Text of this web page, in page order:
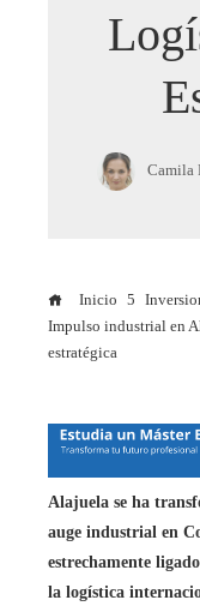
Camila
Inicio
Impulso industrial en
estratégica
Alajuela se ha
auge industrial en
estrechamente
la logística